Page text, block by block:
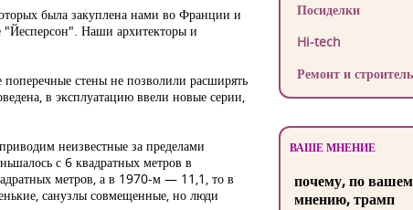
была закуплена нами во Франции и
Наши архитекторы и
стены не позволили расширять
в эксплуатацию ввели новые серии,
неизвестные за пределами
с 6 квадратных метров в
метров, а в 1970-м — 11,1, то в
санузлы совмещенные, но люди
Посиделки
Hi-tech
Ремонт и
ВАШЕ МНЕНИЕ
почему, по
мнению, трамп